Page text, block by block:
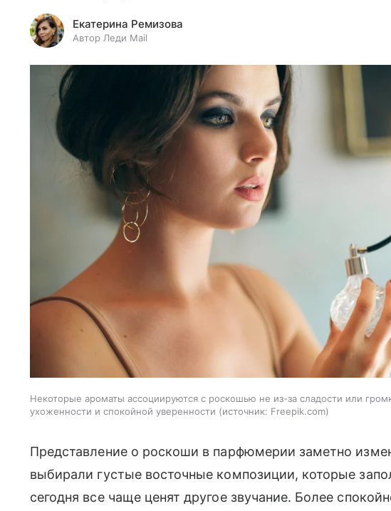
Екатерина Ремизова
Автор Леди Mail
Некоторые ароматы ассоциируются с роскошью не из-за сладости или
ухоженности и спокойной уверенности
источник: Freepik.com
Представление о роскоши в парфюмерии заметно
выбирали густые восточные композиции, которые
сегодня все чаще ценят другое звучание. Более